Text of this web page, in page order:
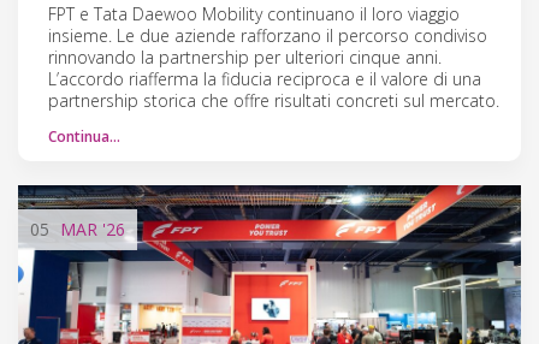
FPT e Tata Daewoo Mobility continuano il loro viaggio
insieme. Le due aziende rafforzano il percorso condiviso
rinnovando la partnership per ulteriori cinque anni.
L’accordo riafferma la fiducia reciproca e il valore di una
partnership storica che offre risultati concreti sul mercato.
Continua…
05 MAR '26